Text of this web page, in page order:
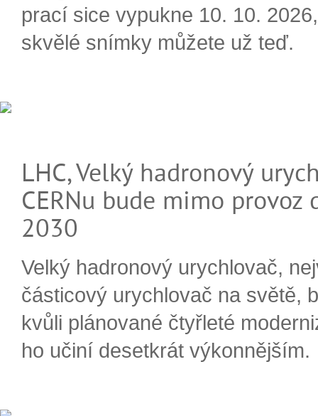
prací sice vypukne 10. 10.
skvělé snímky můžete už teď.
LHC, Velký hadronový
CERNu bude mimo provoz
2030
Velký hadronový urychlovač,
částicový urychlovač na světě,
kvůli plánované čtyřleté
ho učiní desetkrát výkonnějším.